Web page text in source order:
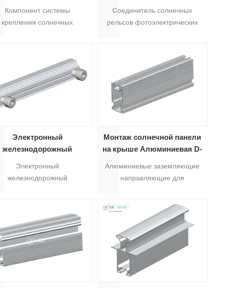
Компонент системы
крепления солнечных
подходит для монтажной
рейки 14# для
фотогальванических
батарей, которая
2 солнечных
монтажная рейка
Соединитель
Соединитель солнечных
рельсов фотоэлектрических
13 используется для 13-
лучевых рельсов. Обработка
поверхности – анодирование.
Цвет серебристый.
Предварительно нарезанный
Электронный
железнодорожный
для установки панели
солнечных батарей
Электронный
железнодорожный
для подключения
электронной
А-Р-01Ч ,А-
Р-01Б
Монтаж солнечной панели
на крыше Алюминиевая D-
Алюминиевые заземляющие
направляющие для
которые наиболее подходят
для наземного крепления
солнечных панелей, хотя
имеют различные размеры
профиля для опции, разные
размеры алюминиевых
направляющих подходят для